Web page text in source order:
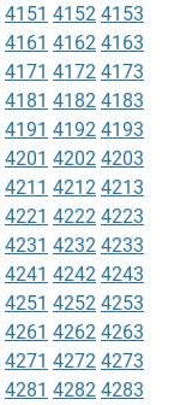
4151 4152 4153
4161 4162 4163
4171 4172 4173
4181 4182 4183
4191 4192 4193
4201 4202 4203
4211 4212 4213
4221 4222 4223
4231 4232 4233
4241 4242 4243
4251 4252 4253
4261 4262 4263
4271 4272 4273
4281 4282 4283